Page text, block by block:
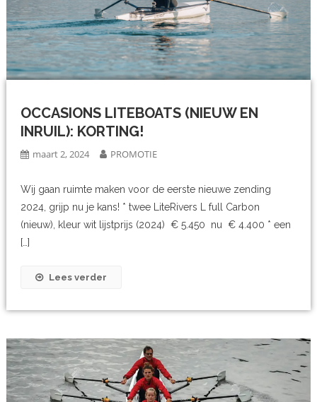
OCCASIONS LITEBOATS (NIEUW EN
INRUIL): KORTING!
maart 2, 2024 PROMOTIE
Wij gaan ruimte maken voor de eerste nieuwe zending
2024, grijp nu je kans! * twee LiteRivers L full Carbon
(nieuw), kleur wit lijstprijs (2024) € 5.450 nu € 4.400 * een
[…]
Lees verder